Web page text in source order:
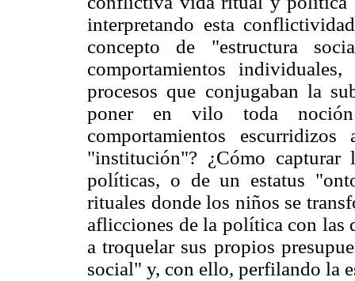
interpretando esta
concepto de "estructura
comportamientos
procesos que conjugaban la
poner en vilo toda noción
comportamientos
"institución"? ¿Cómo
políticas, o de un estatus
rituales donde los niños se
aflicciones de la política con las
a troquelar sus propios
social" y, con ello, perfilando la